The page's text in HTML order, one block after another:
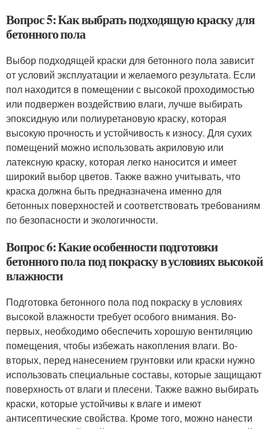
Вопрос 5: Как выбрать подходящую краску для
бетонного пола
Выбор подходящей краски для бетонного пола зависит
от условий эксплуатации и желаемого результата. Если
пол находится в помещении с высокой проходимостью
или подвержен воздействию влаги, лучше выбирать
эпоксидную или полиуретановую краску, которая
высокую прочность и устойчивость к износу. Для сухих
помещений можно использовать акриловую или
латексную краску, которая легко наносится и имеет
широкий выбор цветов. Также важно учитывать, что
краска должна быть предназначена именно для
бетонных поверхностей и соответствовать требованиям
по безопасности и экологичности.
Вопрос 6: Какие особенности подготовки
бетонного пола под покраску в условиях высокой
влажности
Подготовка бетонного пола под покраску в условиях
высокой влажности требует особого внимания. Во-
первых, необходимо обеспечить хорошую вентиляцию
помещения, чтобы избежать накопления влаги. Во-
вторых, перед нанесением грунтовки или краски нужно
использовать специальные составы, которые защищают
поверхность от влаги и плесени. Также важно выбирать
краски, которые устойчивы к влаге и имеют
антисептические свойства. Кроме того, можно нанести